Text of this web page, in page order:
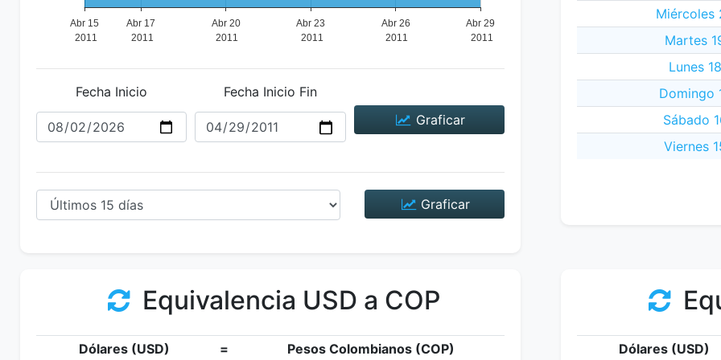
Fecha Inicio
Fecha Inicio Fin
Graficar
Graficar
Miércoles
Martes
Lunes
Domingo
Sábado
Viernes
Equivalencia USD a COP
Dólares (USD) = Pesos Colombianos (COP) Dólares (USD)